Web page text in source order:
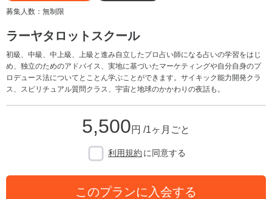
募集人数：無制限
ラーヤタロットスクール
初級、中級、中上級、上級と進み自立したプロ占い師になる占いの学習をはじ
め、独立のためのアドバイス、実地に基づいたマーケティングや自分自身のプ
ロデュース法についてとことん学ぶことができます。サイキック能力開発クラ
ス、スピリチュアル質問クラス、宇宙と地球のかかわりの夜話も。
5,500円 /1ヶ月ごと
利用規約 に同意する
このプランに入会する